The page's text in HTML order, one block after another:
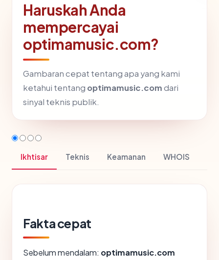
Haruskah Anda
mempercayai
optimamusic.com?
Gambaran cepat tentang apa yang kami
ketahui tentang optimamusic.comdari
sinyal teknis publik.
Ikhtisar Teknis Keamanan WHOIS
Fakta cepat
Sebelum mendalam: optimamusic.com